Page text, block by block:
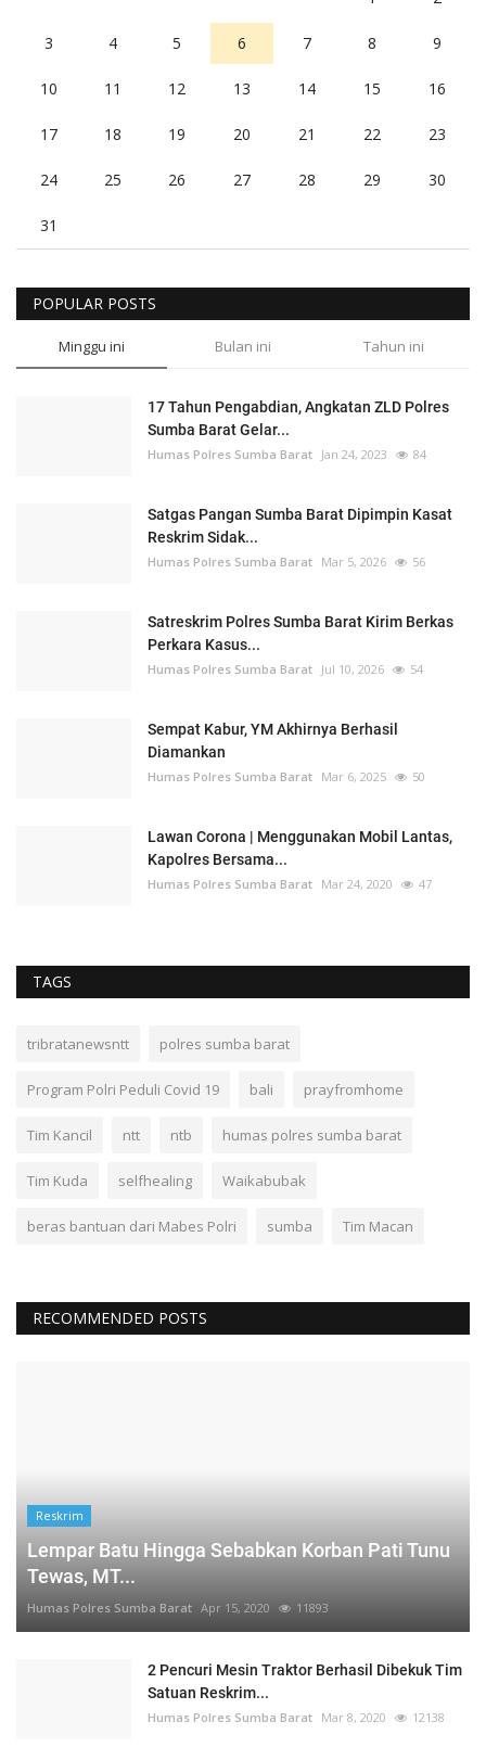
3 4 5 6 7 8 9
10 11 12 13 14 15 16
17 18 19 20 21 22 23
24 25 26 27 28 29 30
31
POPULAR POSTS
Minggu ini Bulan ini Tahun ini
17 Tahun Pengabdian, Angkatan ZLD Polres
Sumba Barat Gelar...
Humas Polres Sumba Barat Jan 24, 2023 84
Satgas Pangan Sumba Barat Dipimpin Kasat
Reskrim Sidak...
Humas Polres Sumba Barat Mar 5, 2026 56
Satreskrim Polres Sumba Barat Kirim Berkas
Perkara Kasus...
Humas Polres Sumba Barat Jul 10, 2026 54
Sempat Kabur, YM Akhirnya Berhasil
Diamankan
Humas Polres Sumba Barat Mar 6, 2025 50
Lawan Corona | Menggunakan Mobil Lantas,
Kapolres Bersama...
Humas Polres Sumba Barat Mar 24, 2020 47
TAGS
tribratanewsntt polres sumba barat
Program Polri Peduli Covid 19 bali prayfromhome
Tim Kancil ntt ntb humas polres sumba barat
Tim Kuda selfhealing Waikabubak
beras bantuan dari Mabes Polri sumba Tim Macan
RECOMMENDED POSTS
Reskrim
Lempar Batu Hingga Sebabkan Korban Pati Tunu
Tewas, MT...
Humas Polres Sumba Barat Apr 15, 2020 11893
2 Pencuri Mesin Traktor Berhasil Dibekuk Tim
Satuan Reskrim...
Humas Polres Sumba Barat Mar 8, 2020 12138